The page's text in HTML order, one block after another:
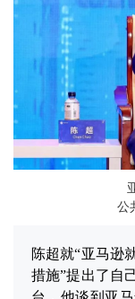
公
陈超就“亚马逊
措施”提出了自